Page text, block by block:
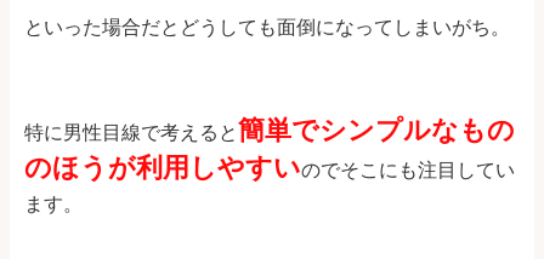
といった場合だとどうしても面倒になってしまいがち。
特に男性目線で考えると簡単でシンプルなもの
のほうが利用しやすいのでそこにも注目してい
ます。